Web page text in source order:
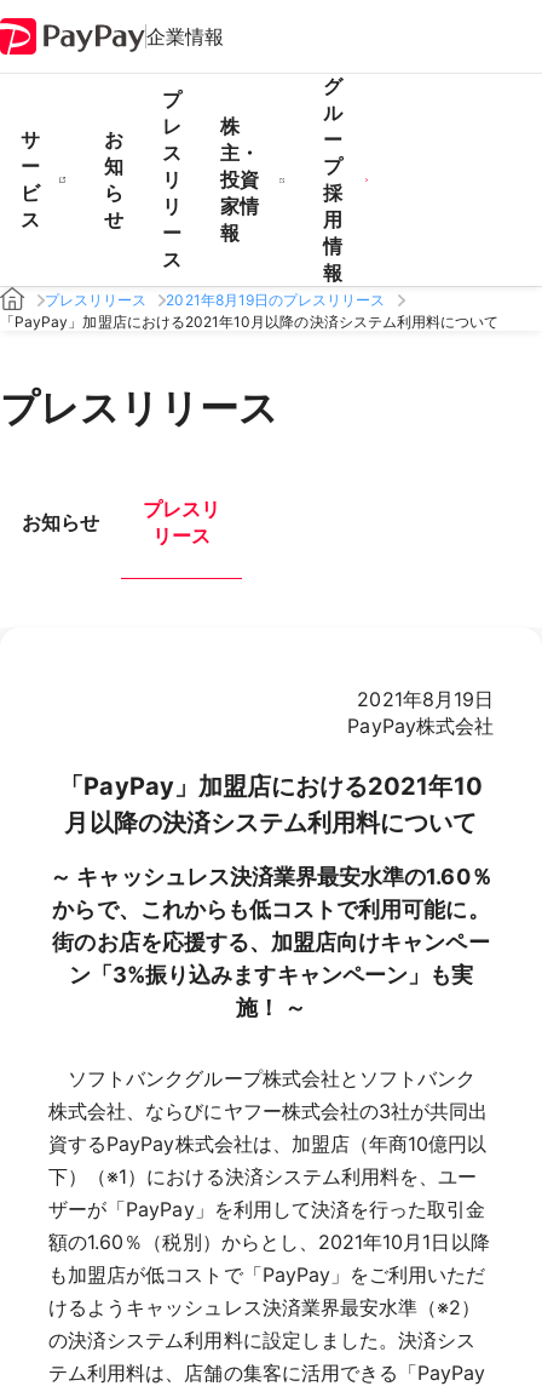
企業情報
サ
ー
ビ
ス
お
知
ら
せ
プ
レ
ス
リ
リ
ー
ス
株
主・
投資
家情
報
グ
ル
ー
プ
採
用
情
報
プレスリリース
2021年8月19日のプレスリリース
「PayPay」加盟店における2021年10月以降の決済システム利用料について
プレスリリース
お知らせ
プレスリ
リース
2021年8月19日
PayPay株式会社
「PayPay」加盟店における2021年10
月以降の決済システム利用料について
～ キャッシュレス決済業界最安水準の1.60％
からで、これからも低コストで利用可能に。
街のお店を応援する、加盟店向けキャンペー
ン「3%振り込みますキャンペーン」も実
施！ ～
ソフトバンクグループ株式会社とソフトバンク
株式会社、ならびにヤフー株式会社の3社が共同出
資するPayPay株式会社は、加盟店（年商10億円以
下）（※1）における決済システム利用料を、ユー
ザーが「PayPay」を利用して決済を行った取引金
額の1.60％（税別）からとし、2021年10月1日以降
も加盟店が低コストで「PayPay」をご利用いただ
けるようキャッシュレス決済業界最安水準（※2）
の決済システム利用料に設定しました。決済シス
テム利用料は、店舗の集客に活用できる「PayPay